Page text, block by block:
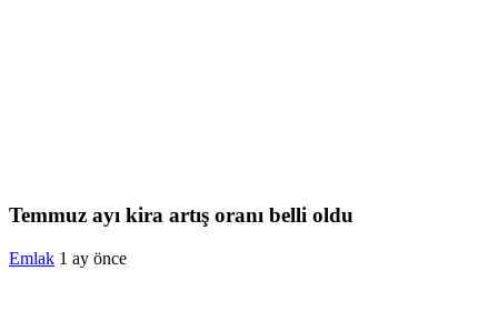
Temmuz ayı kira artış oranı belli oldu
Emlak 1 ay önce